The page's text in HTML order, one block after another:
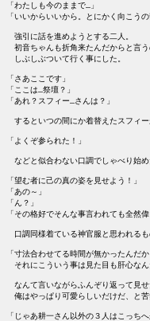
「わたしも今のままで…」
「いいからいいから。とにかく向こうの
強引に話を進めようとする二人。
初音ちゃんも折角来たんだからと言
しぶしぶついて行く事にした。
「さあここです」
「ここは…祭壇？」
「あれ？スフィー…さんは？」
するといつの間にか着替えたスフィー
「よくぞ参られた！」
などと似合わない口調でしゃべり始め
「望む者に己の真の姿を見せよう！」
「あの～」
「ん？」
「その格好でそんな事言われても全然
口調同様着ている神官服と思われるも
「寸法合わせてる時間が無かったんだ
それにこういう事は見た目も肝心なん
なんて言いながらふんぞり返って見せ
俺はやっぱり可愛らしいだけだ、と苦
「じゃあ耕一さん以外の３人はこっちへ